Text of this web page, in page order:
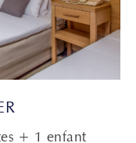
+ 1 enfant